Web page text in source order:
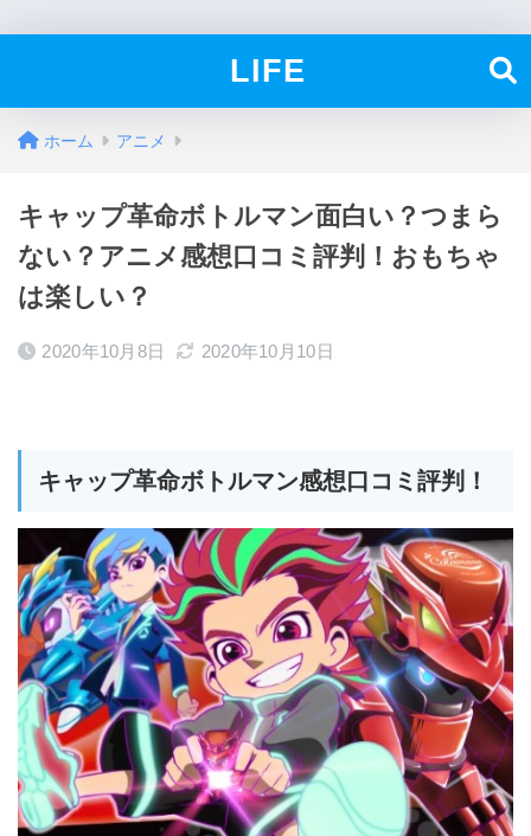
LIFE
ホーム アニメ
キャップ革命ボトルマン面白い？つまら
ない？アニメ感想口コミ評判！おもちゃ
は楽しい？
2020年10月8日 2020年10月10日
キャップ革命ボトルマン感想口コミ評判！